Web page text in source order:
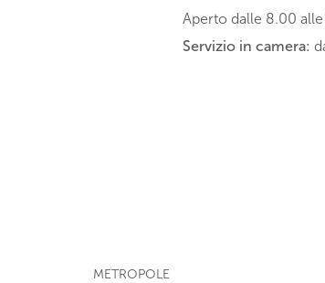
Aperto dalle 8.00
Servizio in camera:
METROPOLE